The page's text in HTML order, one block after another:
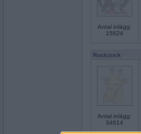
Antal inlägg:
15624
Ruckzuck
Antal inlägg:
34614